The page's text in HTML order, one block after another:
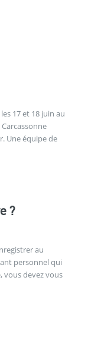
17 et 18 juin au
Une équipe de
?
au
personnel qui
vous devez vous